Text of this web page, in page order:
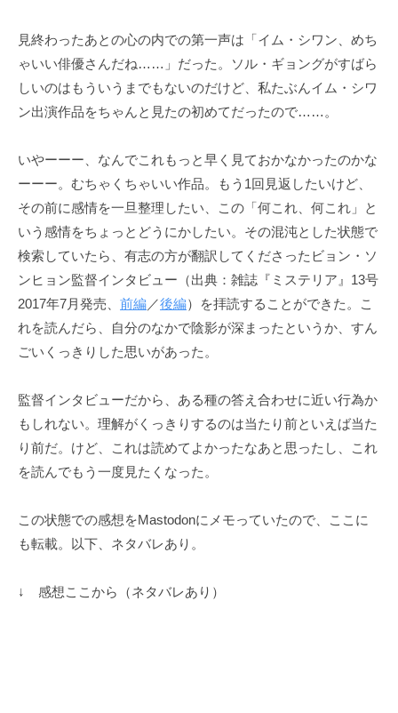
見終わったあとの心の内での第一声は「イム・シワン、めち
ゃいい俳優さんだね……」だった。ソル・ギョングがすばら
しいのはもういうまでもないのだけど、私たぶんイム・シワ
ン出演作品をちゃんと見たの初めてだったので……。
いやーーー、なんでこれもっと早く見ておかなかったのかな
ーーー。むちゃくちゃいい作品。もう1回見返したいけど、
その前に感情を一旦整理したい、この「何これ、何これ」と
いう感情をちょっとどうにかしたい。その混沌とした状態で
検索していたら、有志の方が翻訳してくださったビョン・ソ
ンヒョン監督インタビュー（出典：雑誌『ミステリア』13号
2017年7月発売、 前編／後編）を拝読することができた。こ
れを読んだら、自分のなかで陰影が深まったというか、すん
ごいくっきりした思いがあった。
監督インタビューだから、ある種の答え合わせに近い行為か
もしれない。理解がくっきりするのは当たり前といえば当た
り前だ。けど、これは読めてよかったなあと思ったし、これ
を読んでもう一度見たくなった。
この状態での感想をMastodonにメモっていたので、ここに
も転載。以下、ネタバレあり。
↓ 感想ここから（ネタバレあり）